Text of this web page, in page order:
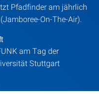
Pfadfinder am jährlich
On-The-Air).
am Tag der
Stuttgart